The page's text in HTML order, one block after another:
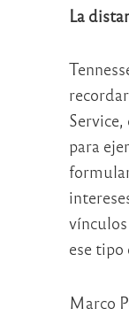
La
para
ese tipo
Marco